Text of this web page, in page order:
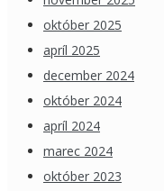
október 2025
apríl 2025
december 2024
október 2024
apríl 2024
marec 2024
október 2023